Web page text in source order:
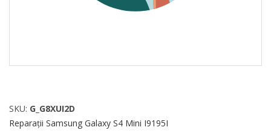
SKU: G_G8XUI2D
Reparații Samsung Galaxy S4 Mini I9195I